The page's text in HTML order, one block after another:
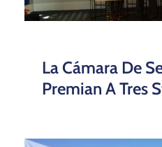
La Cámara De
Premian A Tres